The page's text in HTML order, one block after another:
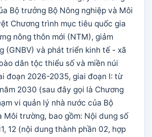
Bộ trưởng Bộ Nông nghiệp và Môi
Chương trình mục tiêu quốc gia
nông thôn mới (NTM), giảm
(GNBV) và phát triển kinh tế - xã
dân tộc thiểu số và miền núi
đoạn 2026-2035, giai đoạn I: từ
2030 (sau đây gọi là Chương
vi quản lý nhà nước của Bộ
Môi trường, bao gồm: Nội dung số
12 (nội dung thành phần 02, hợp